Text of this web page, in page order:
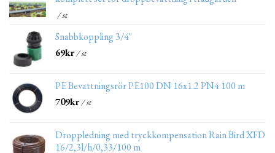
/ st
Snabbkoppling 3/4"
69kr/ st
PE Bevattningsrör PE100 DN 16x1.2 PN4 100 m
709kr/ st
Droppledning med tryckkompensation Rain Bird XFD
16/2,3l/h/0,33/100 m